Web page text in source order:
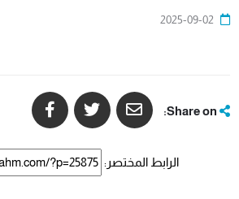
2025-09-02
الرابط المختصر: